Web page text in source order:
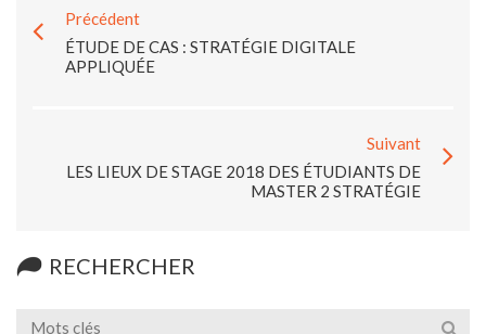
Précédent
ÉTUDE DE CAS : STRATÉGIE DIGITALE
APPLIQUÉE
Suivant
LES LIEUX DE STAGE 2018 DES ÉTUDIANTS DE
MASTER 2 STRATÉGIE
RECHERCHER